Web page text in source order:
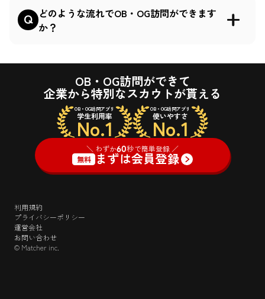
どのような流れでOB・OG訪問ができます
か？
OB・OG訪問ができて
企業から特別なスカウトが貰える
OB・OG訪問アプリ
学生利用率
No.1
OB・OG訪問アプリ
使いやすさ
No.1
＼ わずか60秒で簡単登録 ／
無料
まずは会員登録
© Matcher inc.
利用規約
プライバシーポリシー
運営会社
お問い合わせ